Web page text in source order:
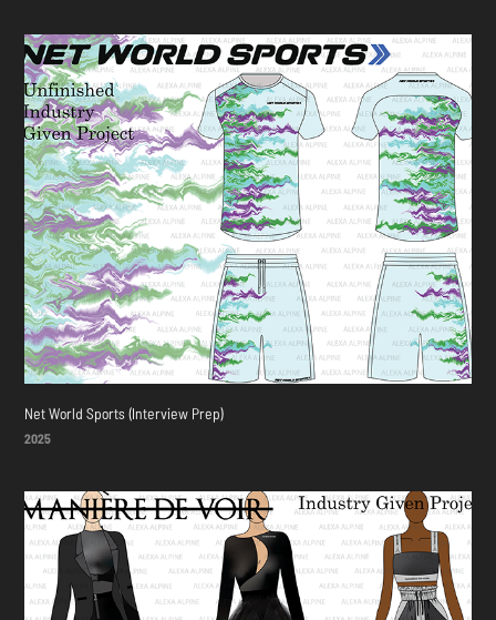
Net World Sports (Interview Prep)
2025